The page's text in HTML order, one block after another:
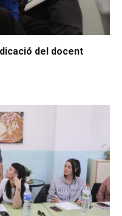
del docent